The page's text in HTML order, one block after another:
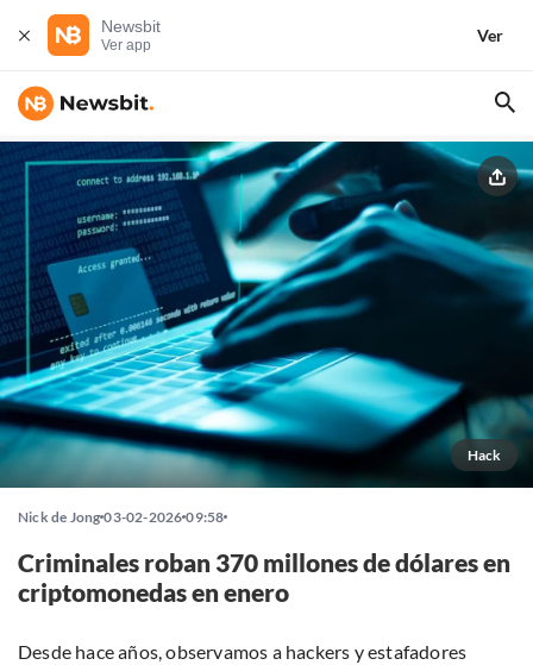
Newsbit
Ver app
Ver
Hack
Nick de Jong 03-02-2026 09:58
Criminales roban 370 millones de dólares en
criptomonedas en enero
Desde hace años, observamos a hackers y estafadores